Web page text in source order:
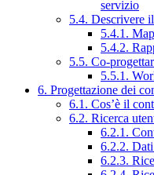
servizio
5.4. Descrivere
5.4.1.
5.4.2.
5.5. Co-
5.5.1.
6. Progettazione dei
6.1. Cos’è il
6.2. Ricerca
6.2.1.
6.2.2.
6.2.3.